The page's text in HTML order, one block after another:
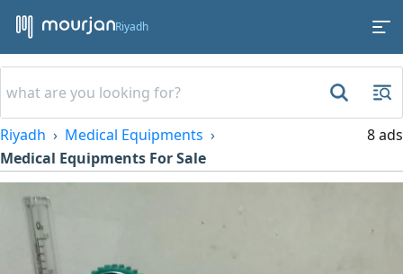
Riyadh
Riyadh
Medical Equipments
Medical Equipments For Sale
8 ads